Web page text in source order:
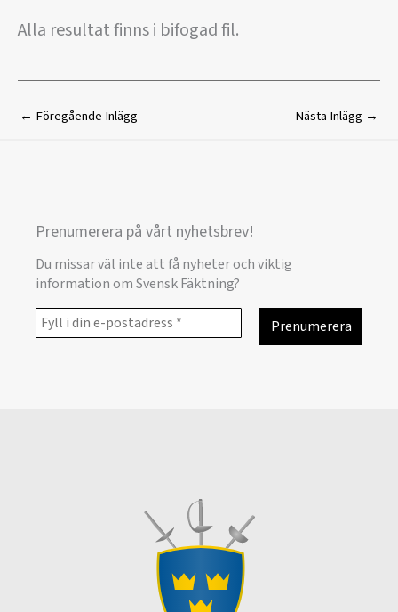
Alla resultat finns i bifogad fil.
← Föregående Inlägg Nästa Inlägg →
Prenumerera på vårt nyhetsbrev!
Du missar väl inte att få nyheter och viktig
information om Svensk Fäktning?